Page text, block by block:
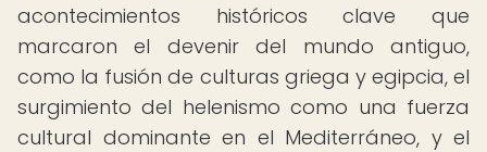
acontecimientos históricos clave que
marcaron el devenir del mundo antiguo,
como la fusión de culturas griega y egipcia, el
surgimiento del helenismo como una fuerza
cultural dominante en el Mediterráneo, y el